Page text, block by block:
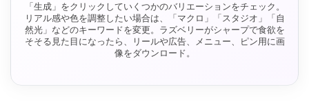
「生成」をクリックしていくつかのバリエーションをチェック。
リアル感や色を調整したい場合は、「マクロ」「スタジオ」「自
然光」などのキーワードを変更。ラズベリーがシャープで食欲を
そそる見た目になったら、リールや広告、メニュー、ピン用に画
像をダウンロード。